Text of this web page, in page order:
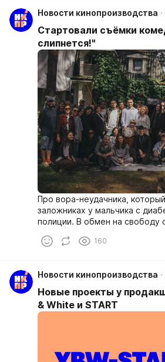
Новости кинопроизводства
Стартовали съёмки
слипнется!"
Про вора-неудачника,
заложниках у мальчика с
полиции. В обмен на свободу
мальчику создать лечебный
семью майора.160
Новости кинопроизводства
Новые проекты у
& White и START